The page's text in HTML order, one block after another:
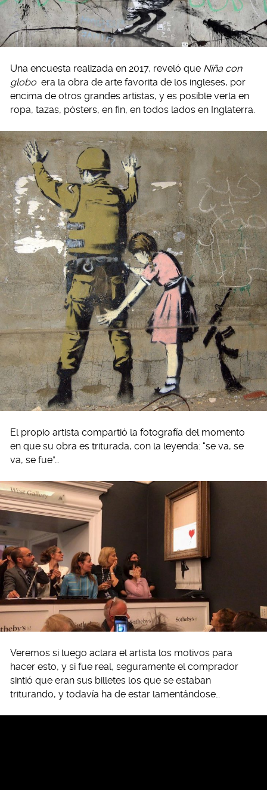
Una encuesta realizada en 2017, reveló que Niña con
globo era la obra de arte favorita de los ingleses, por
encima de otros grandes artistas, y es posible verla en
ropa, tazas, pósters, en fin, en todos lados en Inglaterra.
El propio artista compartió la fotografía del momento
en que su obra es triturada, con la leyenda: “se va, se
va, se fue”…
Veremos si luego aclara el artista los motivos para
hacer esto, y si fue real, seguramente el comprador
sintió que eran sus billetes los que se estaban
triturando, y todavía ha de estar lamentándose…